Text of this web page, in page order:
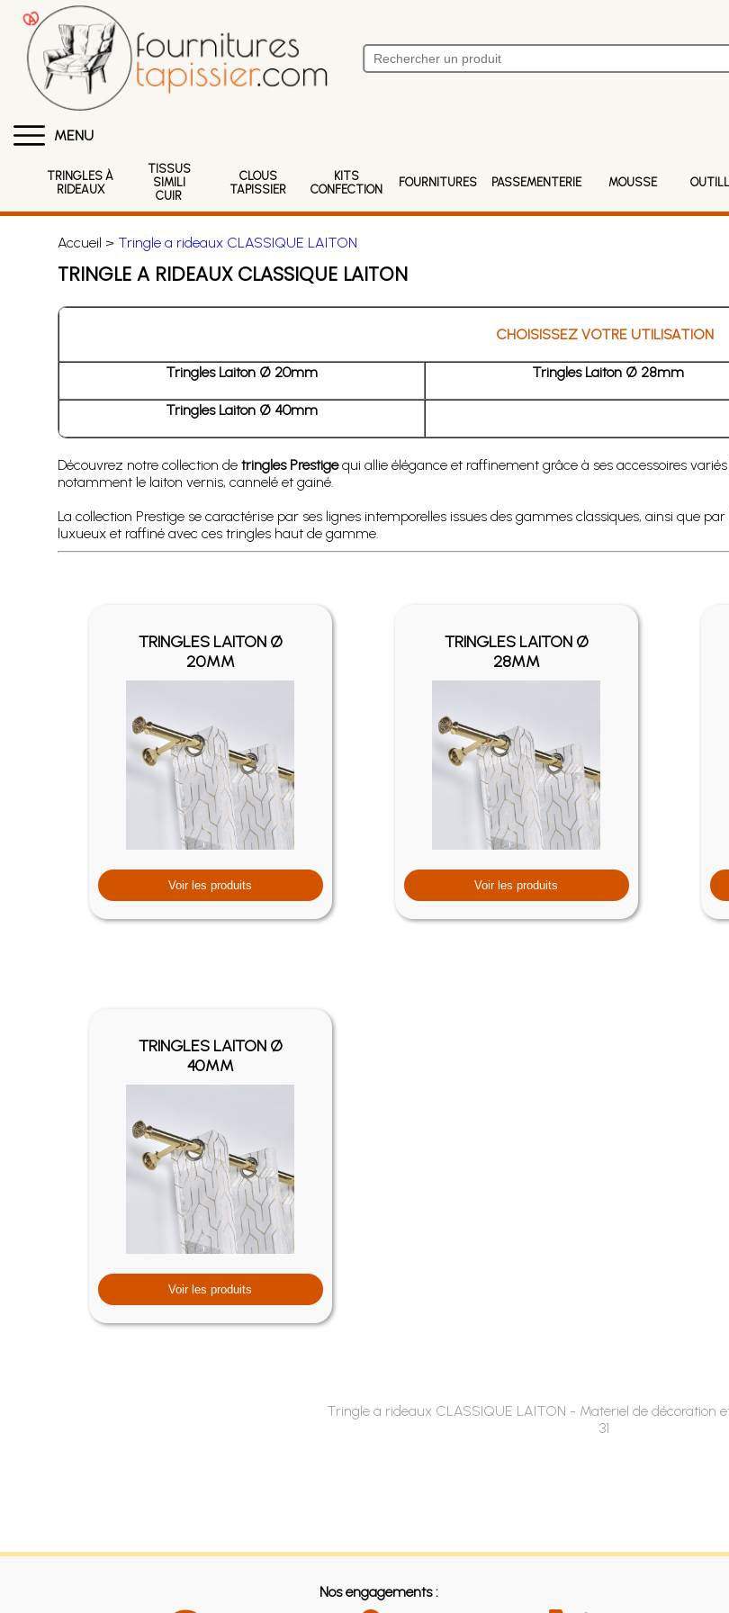
MENU
TRINGLES À
RIDEAUX
TISSUS
SIMILI
CUIR
CLOUS
TAPISSIER
KITS
CONFECTION
FOURNITURES PASSEMENTERIE MOUSSE
Accueil > Tringle a rideaux CLASSIQUE LAITON
TRINGLE A RIDEAUX CLASSIQUE LAITON
CHOISISSEZ VOTRE UTILISATION
Tringles Laiton Ø 20mm Tringles Laiton Ø 28mm
Tringles Laiton Ø 40mm
Découvrez notre collection de tringles Prestigequi allie élégance et raffinement grâce à ses accessoires variés
notamment le laiton vernis, cannelé et gainé.
La collection Prestige se caractérise par ses lignes intemporelles issues des gammes classiques, ainsi que
luxueux et raffiné avec ces tringles haut de gamme.
TRINGLES LAITON Ø
20MM
Voir les produits
TRINGLES LAITON Ø
28MM
Voir les produits
TRINGLES LAITON Ø
40MM
Voir les produits
Tringle a rideaux CLASSIQUE LAITON - Materiel de décoration
31
Nos engagements :